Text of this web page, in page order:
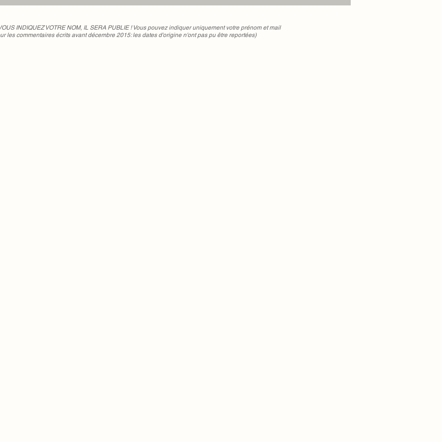
"L'apprentissage du temps
INDIQUEZ VOTRE NOM, IL SERA PUBLIE ! Vous pouvez indiquer uniquement votre prénom et mail
les commentaires écrits avant décembre 2015: les dates d'origine n'ont pas pu être reportées)